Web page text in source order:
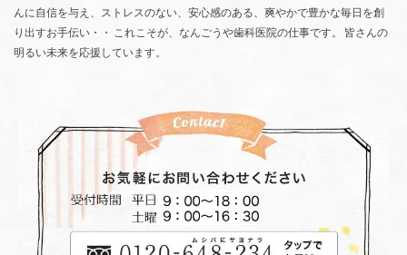
んに自信を与え、ストレスのない、安心感のある、爽やかで豊かな毎日を創
り出すお手伝い・・ これこそが、なんごうや歯科医院の仕事です。 皆さんの
明るい未来を応援しています。